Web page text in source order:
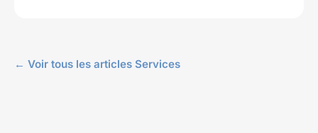
← Voir tous les articles Services